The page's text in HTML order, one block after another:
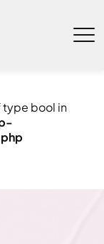
type bool in